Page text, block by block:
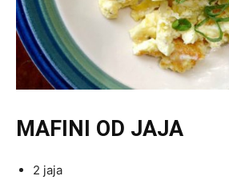
MAFINI OD JAJA
2 jaja